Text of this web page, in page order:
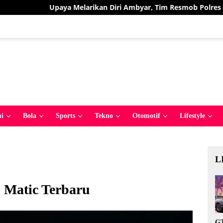
Diri Ambyar, Tim Resmob Polres Bolmut Bekuk
Bola Sports Tekno Otomotif Lifestyle
Terbaru